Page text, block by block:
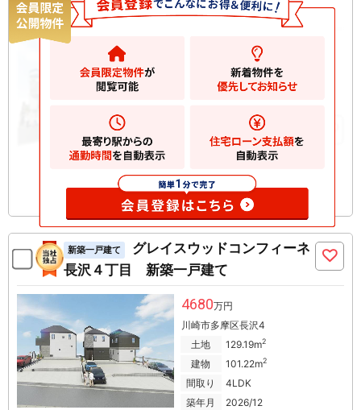
丁目 新築一戸建て
川崎市多摩区長沢
128.88m2
お気に入りに追加
新築一戸建て
グレイスウッドコンフィーネ
長沢４丁目 新築一戸建て
4680万円
川崎市多摩区長沢4
土地
129.19m2
建物 101.22m2
間取り
4LDK
築年月
2026/12